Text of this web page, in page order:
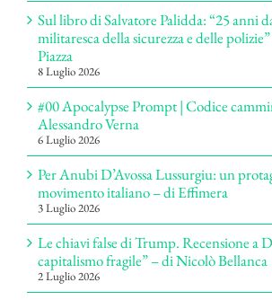
Sul libro di Salvatore Palidda: “25 anni
militaresca della sicurezza e delle
Piazza
8 Luglio 2026
#00 Apocalypse Prompt | Codice
Alessandro Verna
6 Luglio 2026
Per Anubi D’Avossa Lussurgiu: un
movimento italiano – di Effimera
3 Luglio 2026
Le chiavi false di Trump. Recensione a
capitalismo fragile” – di Nicolò Bellanca
2 Luglio 2026